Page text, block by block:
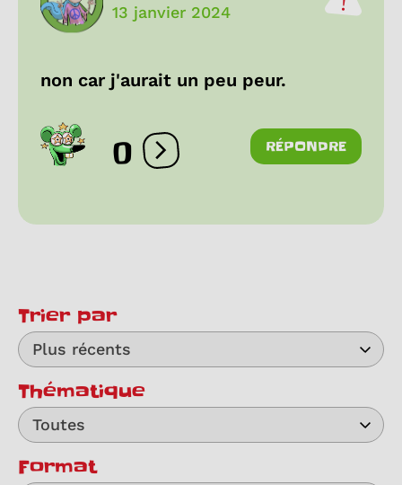
13 janvier 2024
non car j'aurait un peu peur.
0 Ouvrir les réactions
RÉPONDRE
Trier par
Plus récents
Thématique
Toutes
Format